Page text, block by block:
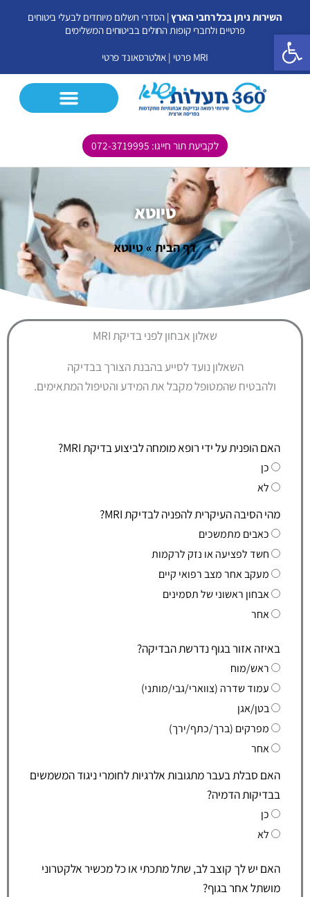
השירות ניתן בכל רחבי הארץ| הסדרי תשלום מיוחדים לבעלי ביטוחים
פרטיים ולחברי קופות החולים בביטוחים המשלימים
MRI פרטי | אולטרסאונד פרטי
לקביעת תור חייגו: 072-3719995
טיוטא
דף הבית »טיוטא
שאלון אבחון לפני בדיקת MRI
השאלון נועד לסייע בהבנת הצורך בבדיקה
ולהבטיח שהמטופל מקבל את המידע והטיפול המתאימים.
האם הופנית על ידי רופא מומחה לביצוע בדיקת MRI?
כן
לא
מהי הסיבה העיקרית להפניה לבדיקת MRI?
כאבים מתמשכים
חשד לפציעה או נזק לרקמות
מעקב אחר מצב רפואי קיים
אבחון ראשוני של תסמינים
אחר
באיזה אזור בגוף נדרשת הבדיקה?
ראש/מוח
עמוד שדרה (צווארי/גבי/מותני)
בטן/אגן
מפרקים (ברך/כתף/ירך)
אחר
האם סבלת בעבר מתגובות אלרגיות לחומרי ניגוד המשמשים
בבדיקות הדמיה?
כן
לא
האם יש לך קוצב לב, שתל מתכתי או כל מכשיר אלקטרוני
מושתל אחר בגוף?
פתח סרגל נגישות